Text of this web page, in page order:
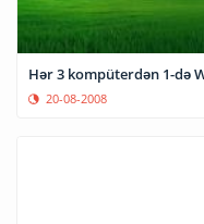
Hər 3 kompüterdən 1-də
20-08-2008